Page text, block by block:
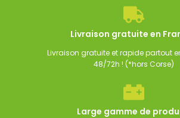
Livraison gratuite en
Livraison gratuite et rapide partout
48/72h ! (*hors Corse)
Large gamme de